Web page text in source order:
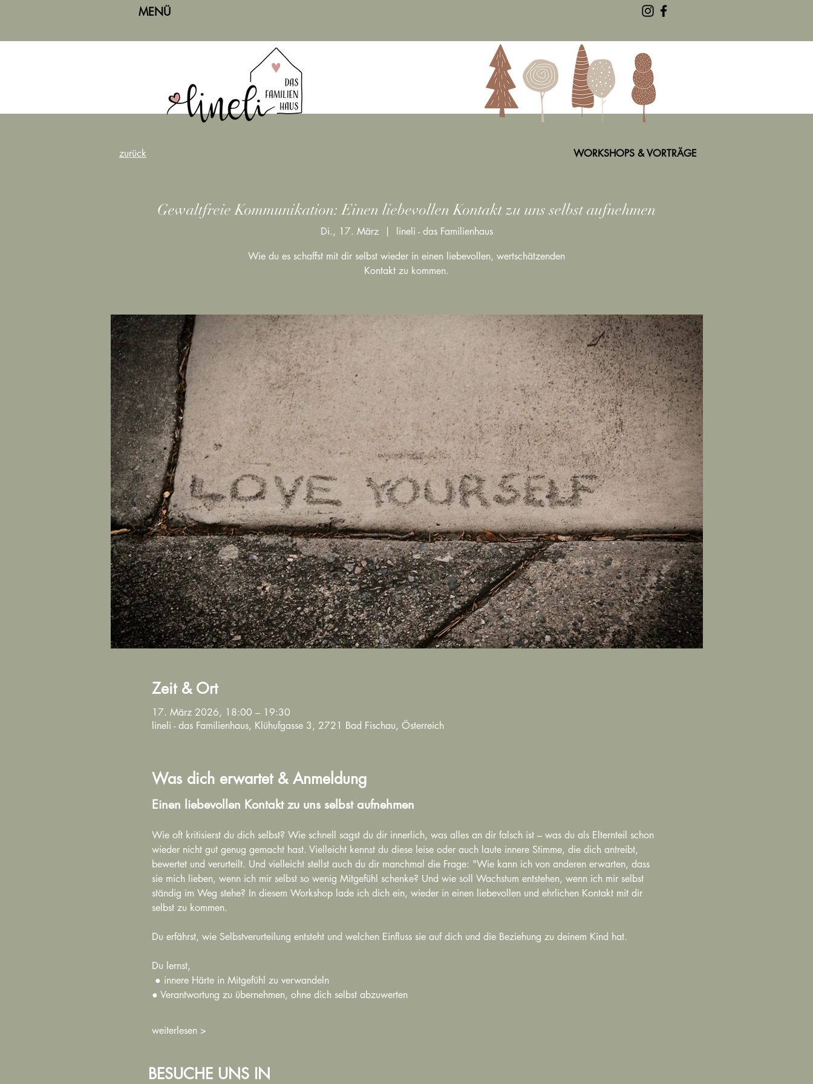
MENÜ
Gewaltfreie Kommunikation: Einen liebevollen Kontakt zu uns selbst aufnehmen
Di., 17. März
  |
lineli - das Familienhaus
Wie du es schaffst mit dir selbst wieder in einen liebevollen, wertschätzenden
Kontakt zu kommen.
Zeit & Ort
17. März 2026, 18:00 – 19:30
lineli - das Familienhaus, Klühufgasse 3, 2721 Bad Fischau, Österreich
Was dich erwartet & Anmeldung
Einen liebevollen Kontakt zu uns selbst aufnehmen
Wie oft kritisierst du dich selbst? Wie schnell sagst du dir innerlich, was alles an dir falsch ist – was du als Elternteil schon
wieder nicht gut genug gemacht hast. Vielleicht kennst du diese leise oder auch laute innere Stimme, die dich antreibt,
bewertet und verurteilt. Und vielleicht stellst auch du dir manchmal die Frage: "Wie kann ich von anderen erwarten, dass
sie mich lieben, wenn ich mir selbst so wenig Mitgefühl schenke? Und wie soll Wachstum entstehen, wenn ich mir selbst
ständig im Weg stehe? In diesem Workshop lade ich dich ein, wieder in einen liebevollen und ehrlichen Kontakt mit dir
selbst zu kommen.
Du erfährst, wie Selbstverurteilung entsteht und welchen Einfluss sie auf dich und die Beziehung zu deinem Kind hat.
Du lernst,
● innere Härte in Mitgefühl zu verwandeln
● Verantwortung zu übernehmen, ohne dich selbst abzuwerten
weiterlesen >
zurück WORKSHOPS & VORTRÄGE
BESUCHE UNS IN